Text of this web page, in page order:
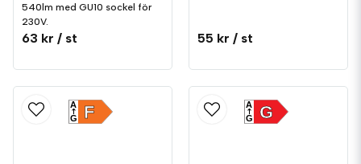
540lm med GU10 sockel för
230V.
63 kr / st 55 kr / st
F
A
G G
A
G